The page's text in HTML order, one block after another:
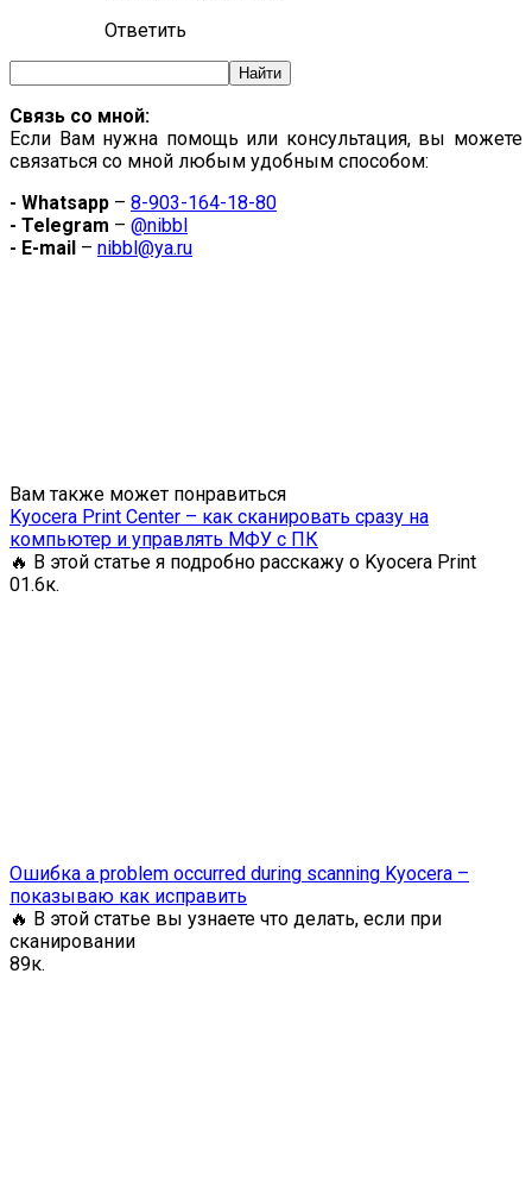
Ответить
Связь со мной:
Если Вам нужна помощь или консультация, вы можете
связаться со мной любым удобным способом:
- Whatsapp – 8-903-164-18-80
- Telegram – @nibbl
- E-mail – nibbl@ya.ru
Вам также может понравиться
Kyocera Print Center – как сканировать сразу на
компьютер и управлять МФУ с ПК
🔥 В этой статье я подробно расскажу о Kyocera Print
01.6к.
Ошибка a problem occurred during scanning Kyocera –
показываю как исправить
🔥 В этой статье вы узнаете что делать, если при
сканировании
89к.